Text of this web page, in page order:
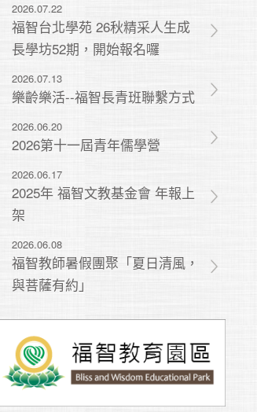
2026.07.22
福智台北學苑 26秋精采人生成
長學坊52期，開始報名囉
2026.07.13
樂齡樂活--福智長青班聯繫方式
2026.06.20
2026第十一屆青年儒學營
2026.06.17
2025年 福智文教基金會 年報上
架
2026.06.08
福智教師暑假團聚「夏日清風，
與菩薩有約」